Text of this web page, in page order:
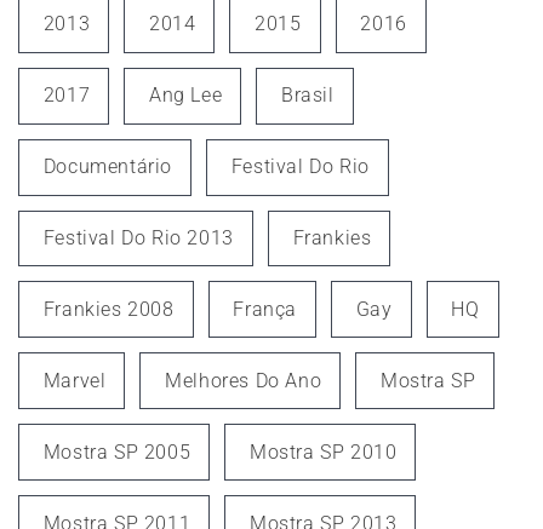
2013 2014 2015 2016
2017 Ang Lee Brasil
Documentário Festival Do Rio
Festival Do Rio 2013 Frankies
Frankies 2008 França Gay HQ
Marvel Melhores Do Ano Mostra SP
Mostra SP 2005 Mostra SP 2010
Mostra SP 2011 Mostra SP 2013